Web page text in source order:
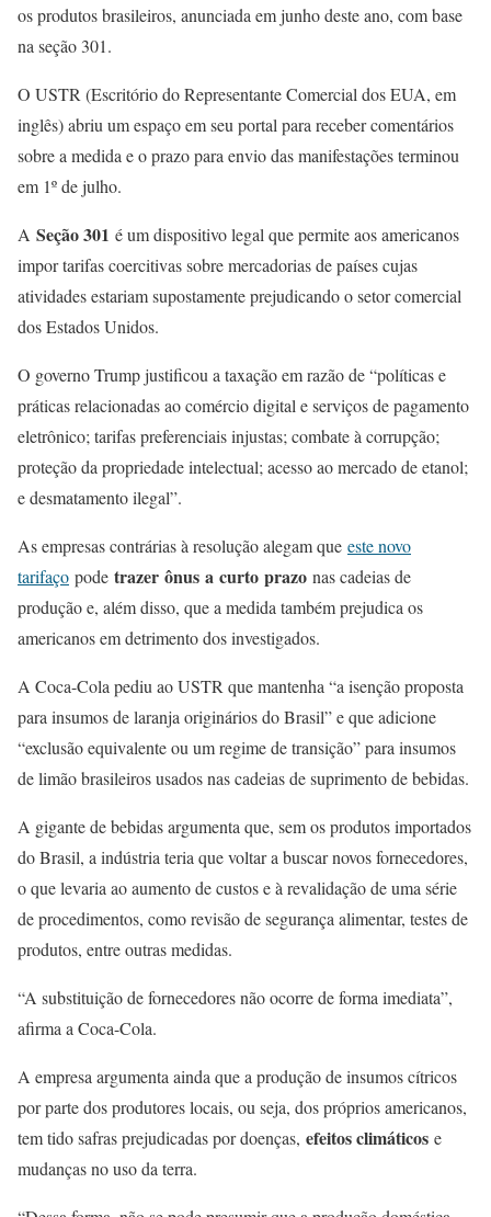
os produtos brasileiros, anunciada em junho deste ano, com base
na seção 301.
O USTR (Escritório do Representante Comercial dos EUA, em
inglês) abriu um espaço em seu portal para receber comentários
sobre a medida e o prazo para envio das manifestações terminou
em 1º de julho.
A Seção 301 é um dispositivo legal que permite aos americanos
impor tarifas coercitivas sobre mercadorias de países cujas
atividades estariam supostamente prejudicando o setor comercial
dos Estados Unidos.
O governo Trump justificou a taxação em razão de “políticas e
práticas relacionadas ao comércio digital e serviços de pagamento
eletrônico; tarifas preferenciais injustas; combate à corrupção;
proteção da propriedade intelectual; acesso ao mercado de etanol;
e desmatamento ilegal”.
As empresas contrárias à resolução alegam que este novo
tarifaço pode trazer ônus a curto prazo nas cadeias de
produção e, além disso, que a medida também prejudica os
americanos em detrimento dos investigados.
A Coca-Cola pediu ao USTR que mantenha “a isenção proposta
para insumos de laranja originários do Brasil” e que adicione
“exclusão equivalente ou um regime de transição” para insumos
de limão brasileiros usados nas cadeias de suprimento de bebidas.
A gigante de bebidas argumenta que, sem os produtos importados
do Brasil, a indústria teria que voltar a buscar novos fornecedores,
o que levaria ao aumento de custos e à revalidação de uma série
de procedimentos, como revisão de segurança alimentar, testes de
produtos, entre outras medidas.
“A substituição de fornecedores não ocorre de forma imediata”,
afirma a Coca-Cola.
A empresa argumenta ainda que a produção de insumos cítricos
por parte dos produtores locais, ou seja, dos próprios americanos,
tem tido safras prejudicadas por doenças, efeitos climáticos e
mudanças no uso da terra.